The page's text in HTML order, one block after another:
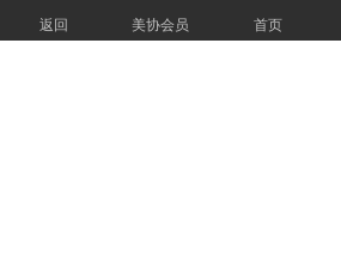
提起何多苓，总让人想起《春风已经苏
返回 美协会员 首页